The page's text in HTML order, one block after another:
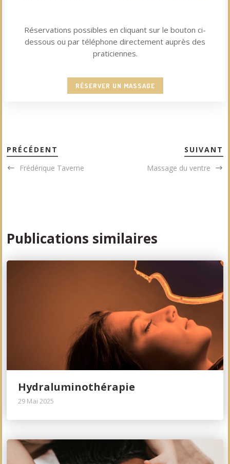
Réservations possibles en cliquant sur le bouton ci-
dessous ou par téléphone directement auprès des
praticiennes.
RÉSERVER UN MASSAGE
PRÉCÉDENT
Frédérique Taverne
SUIVANT
Massage du ventre
Publications similaires
Hydraluminothérapie
29 Mai 2025